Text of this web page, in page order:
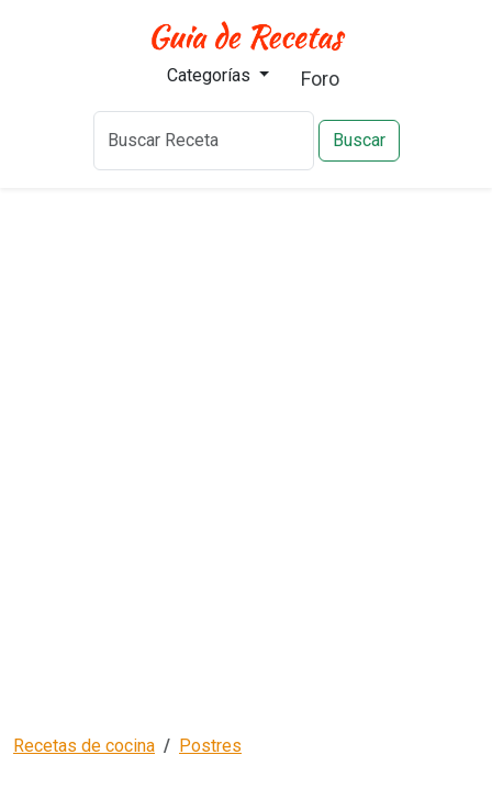
Categorías Foro
Buscar
Recetas de cocina Postres